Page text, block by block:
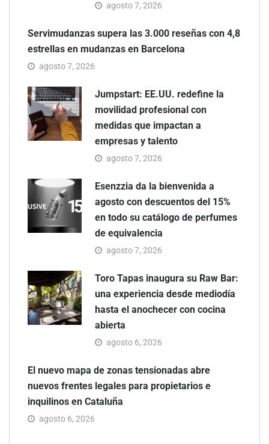
agosto 7, 2026
Servimudanzas supera las 3.000 reseñas con 4,8
estrellas en mudanzas en Barcelona
agosto 7, 2026
Jumpstart: EE.UU. redefine la
movilidad profesional con
medidas que impactan a
empresas y talento
agosto 7, 2026
Esenzzia da la bienvenida a
agosto con descuentos del 15%
en todo su catálogo de perfumes
de equivalencia
agosto 7, 2026
Toro Tapas inaugura su Raw Bar:
una experiencia desde mediodía
hasta el anochecer con cocina
abierta
agosto 6, 2026
El nuevo mapa de zonas tensionadas abre
nuevos frentes legales para propietarios e
inquilinos en Cataluña
agosto 6, 2026